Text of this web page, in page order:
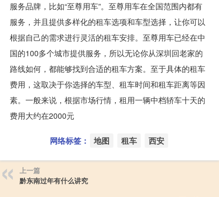
服务品牌，比如“至尊用车”。至尊用车在全国范围内都有
服务，并且提供多样化的租车选项和车型选择，让你可以
根据自己的需求进行灵活的租车安排。至尊用车已经在中
国的100多个城市提供服务，所以无论你从深圳回老家的
路线如何，都能够找到合适的租车方案。至于具体的租车
费用，这取决于你选择的车型、租车时间和租车距离等因
素。一般来说，根据市场行情，租用一辆中档轿车十天的
费用大约在2000元
网络标签： 地图 租车 西安
上一篇
黔东南过年有什么讲究